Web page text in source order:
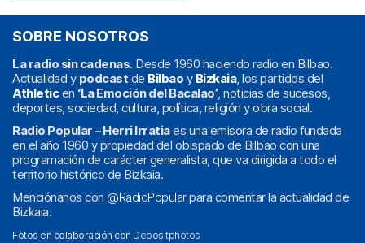
SOBRE NOSOTROS
La radio sin cadenas. Desde 1960 haciendo radio en Bilbao.
Actualidad y podcast de Bilbao y Bizkaia, los partidos del
Athleticen ‘La Emoción del Bacalao’, noticias de sucesos,
deportes, sociedad, cultura, política, religión y obra social.
Radio Popular – Herri Irratiaes una emisora de radio fundada
en el año 1960 y propiedad del obispado de Bilbao con una
programación de carácter generalista, que va dirigida a todo el
territorio histórico de Bizkaia.
Menciónanos con @RadioPopularpara comentar la actualidad de
Bizkaia.
Fotos en colaboración con Depositphotos